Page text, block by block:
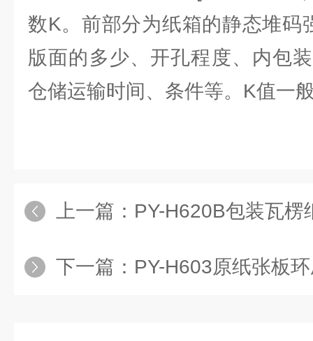
数K。前部分为纸箱的静态堆码
版面的多少、开孔程度、内包
仓储运输时间、条件等。K值一
上一篇： PY-H620B包装瓦楞
下一篇： PY-H603原纸张板